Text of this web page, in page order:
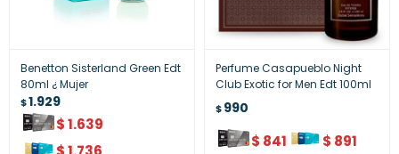
Benetton Sisterland Green Edt
80ml ¿ Mujer
$1.929
$1.639
Perfume Casapueblo Night
Club Exotic for Men Edt 100ml
$990
$ 841 $ 891